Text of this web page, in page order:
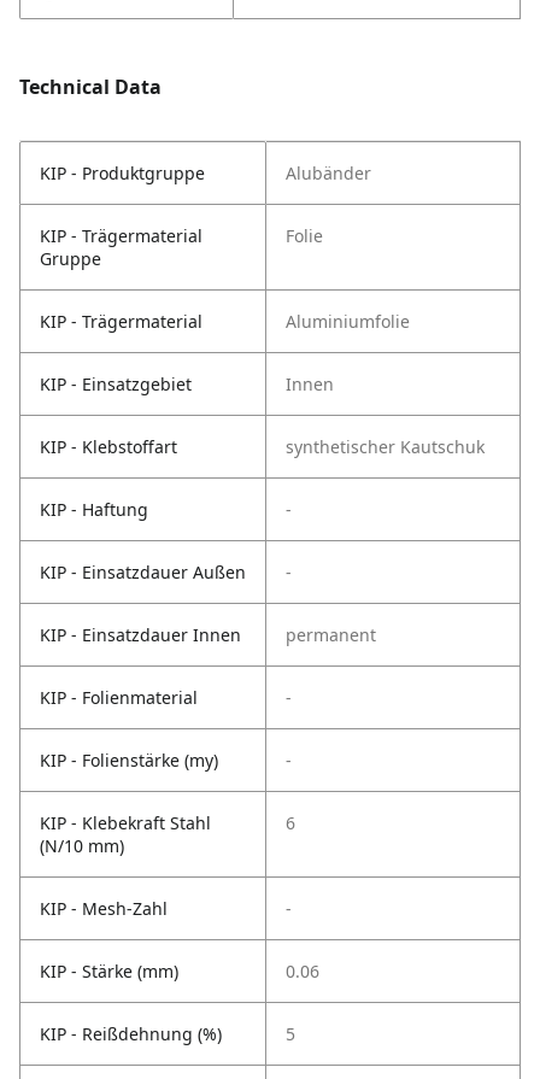
Technical Data
KIP - Produktgruppe Alubänder
KIP - Trägermaterial
Gruppe
Folie
KIP - Trägermaterial Aluminiumfolie
KIP - Einsatzgebiet Innen
KIP - Klebstoffart synthetischer Kautschuk
KIP - Haftung -
KIP - Einsatzdauer Außen -
KIP - Einsatzdauer Innen permanent
KIP - Folienmaterial -
KIP - Folienstärke (my) -
KIP - Klebekraft Stahl
(N/10 mm)
6
KIP - Mesh-Zahl -
KIP - Stärke (mm) 0.06
KIP - Reißdehnung (%) 5